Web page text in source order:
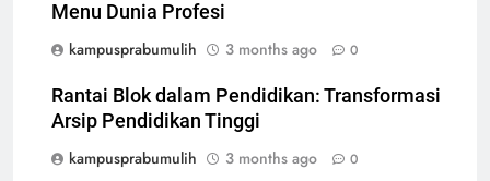
Menu Dunia Profesi
kampusprabumulih
3 months ago 0
Rantai Blok dalam Pendidikan: Transformasi
Arsip Pendidikan Tinggi
kampusprabumulih
3 months ago 0